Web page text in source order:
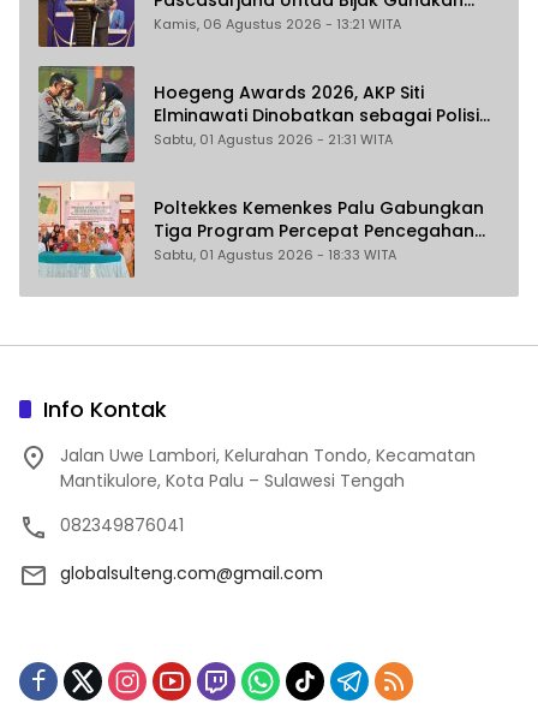
Akal Imitasi
Kamis, 06 Agustus 2026 - 13:21 WITA
Hoegeng Awards 2026, AKP Siti
Elminawati Dinobatkan sebagai Polisi
Pelindung Perempuan dan Anak
Sabtu, 01 Agustus 2026 - 21:31 WITA
Poltekkes Kemenkes Palu Gabungkan
Tiga Program Percepat Pencegahan
Stunting di Donggala
Sabtu, 01 Agustus 2026 - 18:33 WITA
Info Kontak
Jalan Uwe Lambori, Kelurahan Tondo, Kecamatan
Mantikulore, Kota Palu – Sulawesi Tengah
082349876041
globalsulteng.com@gmail.com